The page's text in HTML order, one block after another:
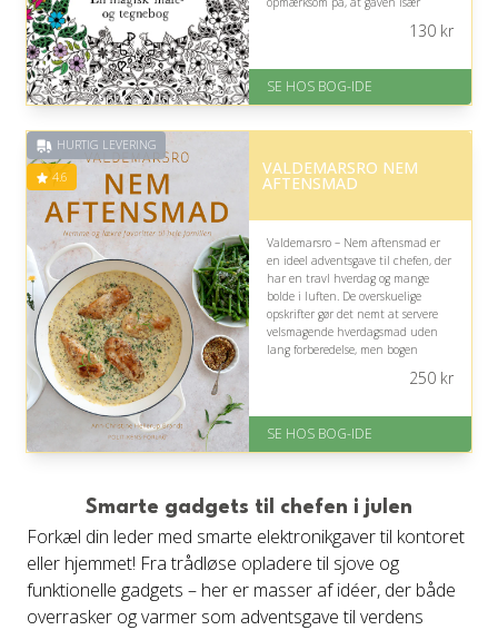
På lager
Levering: 1-3 hverdage -
Gratis fragt
på 4.6 ud af 5
130kr
SE HOS BOG-IDE
HURTIG LEVERING
4.6 VALDEMARSRO NEM
AFTENSMAD
Valdemarsro – Nem aftensmad er
en ideel adventsgave til chefen, der
har en travl hverdag og mange
bolde i luften. De overskuelige
opskrifter gør det nemt at servere
velsmagende hverdagsmad uden
lang forberedelse, men bogen
På lager
Levering: 1-3 hverdage -
Fremragende Trustpilot rating
på 4.6 ud af 5
250kr
SE HOS BOG-IDE
Smarte gadgets til chefen i julen
Forkæl din leder med smarte elektronikgaver til kontoret
eller hjemmet! Fra trådløse opladere til sjove og
funktionelle gadgets – her er masser af idéer, der både
overrasker og varmer som adventsgave til verdens